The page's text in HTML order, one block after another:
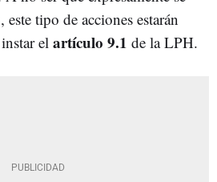
tipo de acciones estarán
el artículo 9.1 de la LPH.